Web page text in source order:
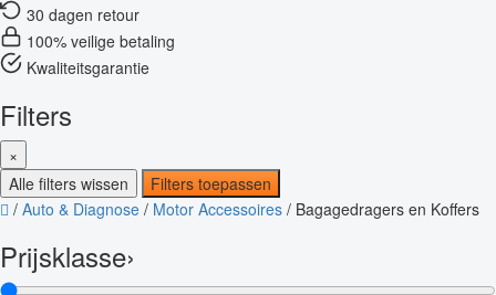
30 dagen retour
100% veilige betaling
Kwaliteitsgarantie
Filters
×
Alle filters wissen
Filters toepassen
/ Auto & Diagnose / Motor Accessoires / Bagagedragers en Koffers
Prijsklasse›